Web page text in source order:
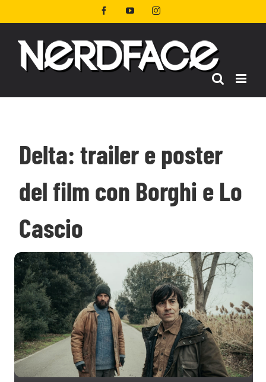
al
FacebookYouTubeInstagram
Delta: trailer e poster
del film con Borghi e Lo
Cascio